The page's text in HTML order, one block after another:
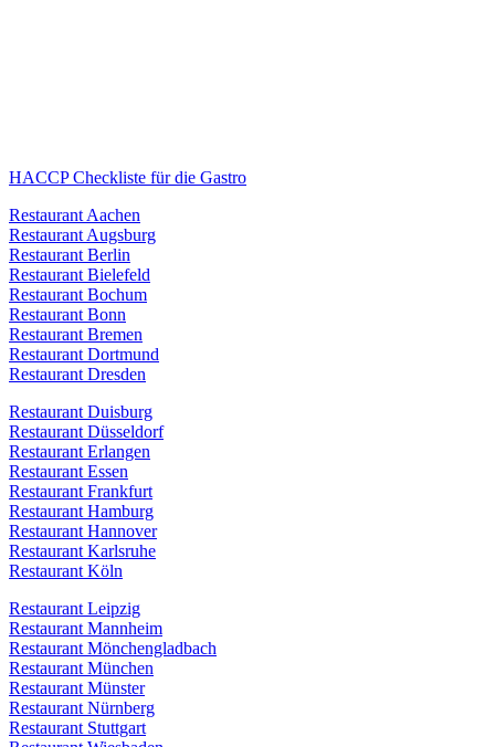
HACCP Checkliste für die Gastro
Restaurant Aachen
Restaurant Augsburg
Restaurant Berlin
Restaurant Bielefeld
Restaurant Bochum
Restaurant Bonn
Restaurant Bremen
Restaurant Dortmund
Restaurant Dresden
Restaurant Duisburg
Restaurant Düsseldorf
Restaurant Erlangen
Restaurant Essen
Restaurant Frankfurt
Restaurant Hamburg
Restaurant Hannover
Restaurant Karlsruhe
Restaurant Köln
Restaurant Leipzig
Restaurant Mannheim
Restaurant Mönchengladbach
Restaurant München
Restaurant Münster
Restaurant Nürnberg
Restaurant Stuttgart